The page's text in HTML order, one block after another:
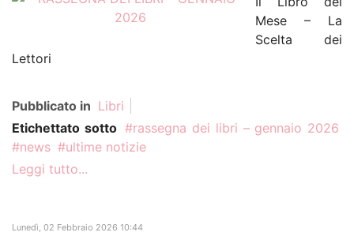
Mese – La
Scelta dei
Lettori
Pubblicato in Libri
Etichettato sotto
rassegna dei libri – gennaio 2026
news
ultime notizie
Leggi tutto...
Lunedì, 02 Febbraio 2026 10:44
31
Human Rights Film